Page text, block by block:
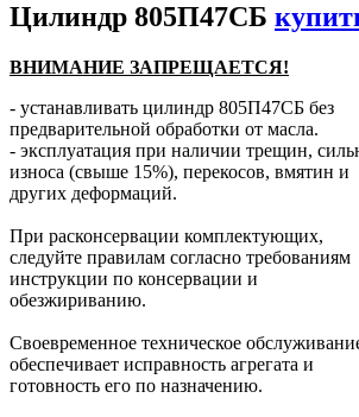
Цилиндр 805П47СБ
ВНИМАНИЕ ЗАПРЕЩАЕТСЯ!
- устанавливать цилиндр 805П47СБ без
предварительной обработки от масла.
- эксплуатация при наличии трещин,
износа (свыше 15%), перекосов, вмятин и
других деформаций.
При расконсервации комплектующих,
следуйте правилам согласно требованиям
инструкции по консервации и
обезжириванию.
Своевременное техническое
обеспечивает исправность агрегата и
готовность его по назначению.